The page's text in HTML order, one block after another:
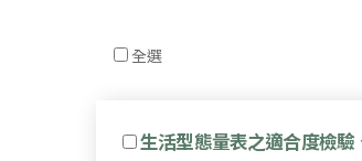
全選
生活型態量表之適合度檢